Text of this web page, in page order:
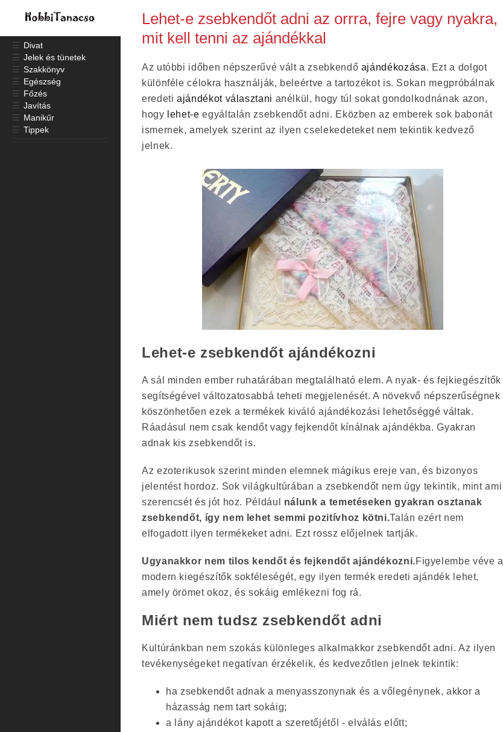
Lehet-e zsebkendőt adni az orrra, fejre vagy nyakra,
mit kell tenni az ajándékkal
Az utóbbi időben népszerűvé vált a zsebkendő ajándékozása. Ezt a dolgot
különféle célokra használják, beleértve a tartozékot is. Sokan megpróbálnak
eredetiajándékot választani anélkül, hogy túl sokat gondolkodnának azon,
hogy lehet-e egyáltalán zsebkendőt adni. Eközben az emberek sok babonát
ismernek, amelyek szerint az ilyen cselekedeteket nem tekintik kedvező
jelnek.
Lehet-e zsebkendőt ajándékozni
A sál minden ember ruhatárában megtalálható elem. A nyak- és fejkiegészítők
segítségével változatosabbá teheti megjelenését. A növekvő népszerűségnek
köszönhetően ezek a termékek kiváló ajándékozási lehetőséggé váltak.
Ráadásul nem csak kendőt vagy fejkendőt kínálnak ajándékba. Gyakran
adnak kis zsebkendőt is.
Az ezoterikusok szerint minden elemnek mágikus ereje van, és bizonyos
jelentést hordoz. Sok világkultúrában a zsebkendőt nem úgy tekintik, mint ami
szerencsét és jót hoz. Például nálunk a temetéseken gyakran osztanak
zsebkendőt, így nem lehet semmi pozitívhoz kötni.Talán ezért nem
elfogadott ilyen termékeket adni. Ezt rossz előjelnek tartják.
Ugyanakkor nem tilos kendőt és fejkendőt ajándékozni.Figyelembe véve a
modern kiegészítők sokféleségét, egy ilyen termék eredeti ajándék lehet,
amely örömet okoz, és sokáig emlékezni fog rá.
Miért nem tudsz zsebkendőt adni
Kultúránkban nem szokás különleges alkalmakkor zsebkendőt adni. Az ilyen
tevékenységeket negatívan érzékelik, és kedvezőtlen jelnek tekintik:
ha zsebkendőt adnak a menyasszonynak és a vőlegénynek, akkor a
házasság nem tart sokáig;
a lány ajándékot kapott a szeretőjétől - elválás előtt;
☰ Divat
☰ Jelek és tünetek
☰ Szakkönyv
☰ Egészség
☰ Főzés
☰ Javítás
☰ Manikűr
☰ Tippek